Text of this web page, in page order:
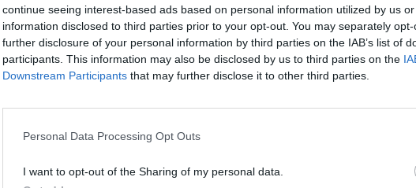
continue seeing interest-based ads based on personal information utilized by us
information disclosed to third parties prior to your opt-out. You may separately
further disclosure of your personal information by third parties on the IAB’s list of
participants. This information may also be disclosed by us to third parties on the
Downstream Participants that may further disclose it to other third parties.
Personal Data Processing Opt Outs
I want to opt-out of the Sharing of my personal data.
Γκόλντεν Στέιτ Ουόριορς: Προσπέρασαν
και Μπακς (videos)
Παρά 16 πόντους του Γιάννη Αντετοκούνμπο, οι Μιλγουόκι
έχασαν με 102-93 στο «ORACLE Arena» των Γκόλντεν Στέιτ